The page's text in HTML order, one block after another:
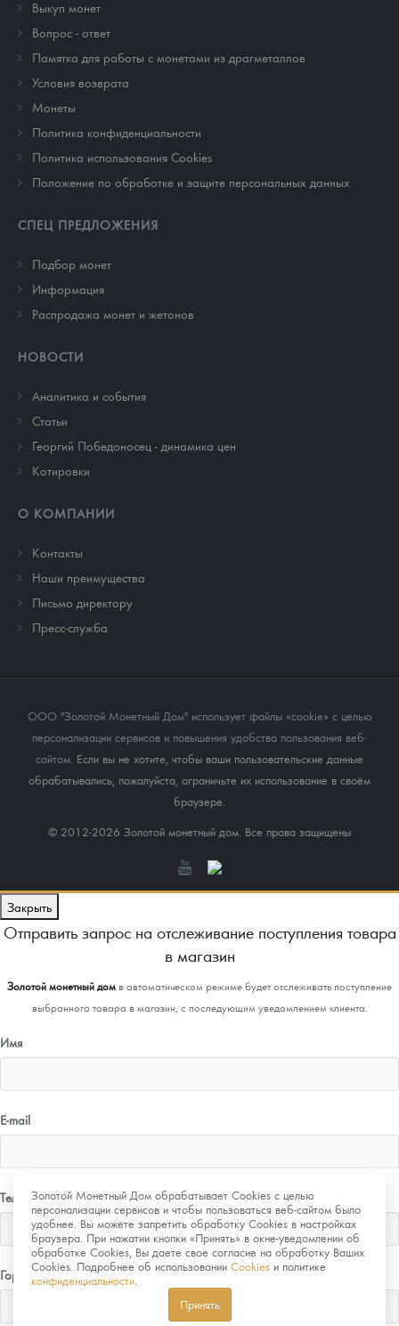
Выкуп монет
Вопрос - ответ
Памятка для работы с монетами из драгметаллов
Условия возврата
Монеты
Политика конфиденциальности
Политика использования Cookies
Положение по обработке и защите персональных данных
СПЕЦ ПРЕДЛОЖЕНИЯ
Подбор монет
Информация
Распродажа монет и жетонов
НОВОСТИ
Аналитика и события
Cтатьи
Георгий Победоносец - динамика цен
Котировки
О КОМПАНИИ
Контакты
Наши преимущества
Письмо директору
Пресс-служба
ООО "Золотой Монетный Дом" использует файлы «cookie» с целью
персонализации сервисов и повышения удобства пользования веб-
сайтом. Если вы не хотите, чтобы ваши пользовательские данные
обрабатывались, пожалуйста, ограничьте их использование в своём
браузере.
© 2012-2026 Золотой монетный дом. Все права защищены
Золотой Монетный Дом обрабатывает Cookies с целью
персонализации сервисов и чтобы пользоваться веб-сайтом было
удобнее. Вы можете запретить обработку Cookies в настройках
браузера. При нажатии кнопки «Принять» в окне-уведомлении об
обработке Cookies, Вы даете свое согласие на обработку Ваших
Cookies. Подробнее об использовании Cookies и политике
конфиденциальности
Принять
Закрыть
Отправить запрос на отслеживание поступления товара
в магазин
Золотой монетный домв автоматическом режиме будет отслеживать поступление
выбранного товара в магазин, с последующим уведомлением клиента.
Имя
E-mail
Телефон
Город